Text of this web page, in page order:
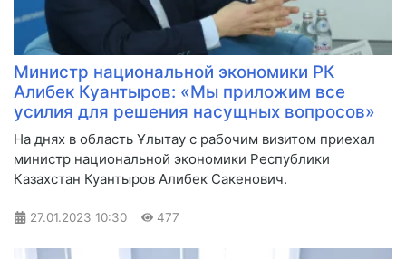
Министр национальной экономики РК
Алибек Куантыров: «Мы приложим все
усилия для решения насущных вопросов»
На днях в область Ұлытау с рабочим визитом приехал
министр национальной экономики Республики
Казахстан Куантыров Алибек Сакенович.
27.01.2023 10:30 477